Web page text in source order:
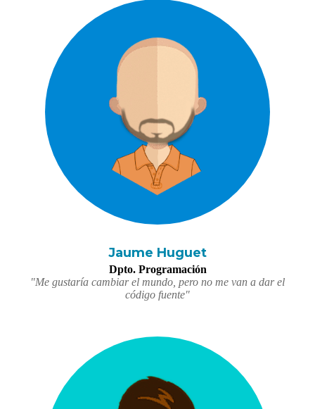
Jaume Huguet
Dpto. Programación
"Me gustaría cambiar el mundo, pero no me van a dar el
código fuente"